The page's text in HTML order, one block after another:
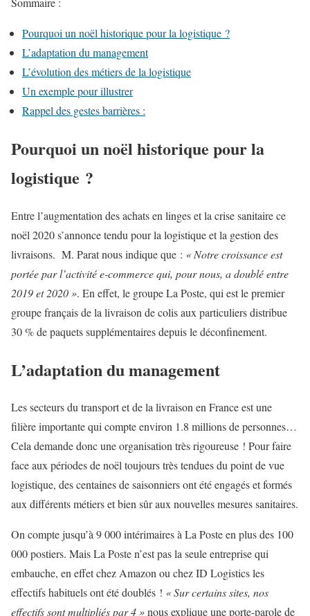
Pourquoi un noël historique pour la logistique ?
L’adaptation du management
L’évolution des métiers de la logistique
Un exemple pour illustrer
Rappel des gestes barrières :
Pourquoi un noël historique pour la
logistique ?
Entre l’augmentation des achats en linges et la crise sanitaire ce
noël 2020 s’annonce tendu pour la logistique et la gestion des
livraisons. M. Parat nous indique que : « Notre croissance est
portée par l’activité e-commerce qui, pour nous, a doublé entre
2019 et 2020 ». En effet, le groupe La Poste, qui est le premier
groupe français de la livraison de colis aux particuliers distribue
30 % de paquets supplémentaires depuis le déconfinement.
L’adaptation du management
Les secteurs du transport et de la livraison en France est une
filière importante qui compte environ 1.8 millions de personnes…
Cela demande donc une organisation très rigoureuse ! Pour faire
face aux périodes de noël toujours très tendues du point de vue
logistique, des centaines de saisonniers ont été engagés et formés
aux différents métiers et bien sûr aux nouvelles mesures sanitaires.
On compte jusqu’à 9 000 intérimaires à La Poste en plus des 100
000 postiers. Mais La Poste n’est pas la seule entreprise qui
embauche, en effet chez Amazon ou chez ID Logistics les
effectifs habituels ont été doublés ! « Sur certains sites, nos
effectifs sont multipliés par 4 »nous explique une porte-parole de